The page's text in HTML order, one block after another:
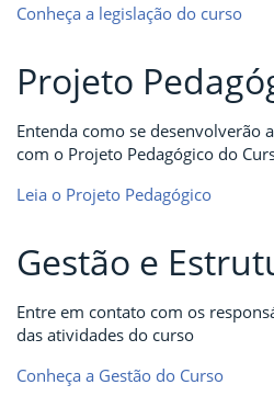
Conheça a legislação do curso
Projeto
Entenda como se desenvolverão
com o Projeto Pedagógico do
Leia o Projeto Pedagógico
Gestão e
Entre em contato com os
das atividades do curso
Conheça a Gestão do Curso